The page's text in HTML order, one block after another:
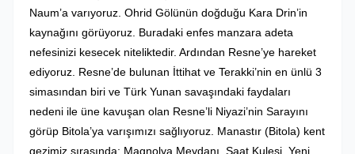
Naum’a varıyoruz. Ohrid Gölünün doğduğu Kara Drin’in
kaynağını görüyoruz. Buradaki enfes manzara adeta
nefesinizi kesecek niteliktedir. Ardından Resne’ye hareket
ediyoruz. Resne’de bulunan İttihat ve Terakki’nin en ünlü 3
simasından biri ve Türk Yunan savaşındaki faydaları
nedeni ile üne kavuşan olan Resne’li Niyazi’nin Sarayını
görüp Bitola’ya varışımızı sağlıyoruz. Manastır (Bitola) kent
gezimiz sırasında; Magnolya Meydanı, Saat Kulesi, Yeni